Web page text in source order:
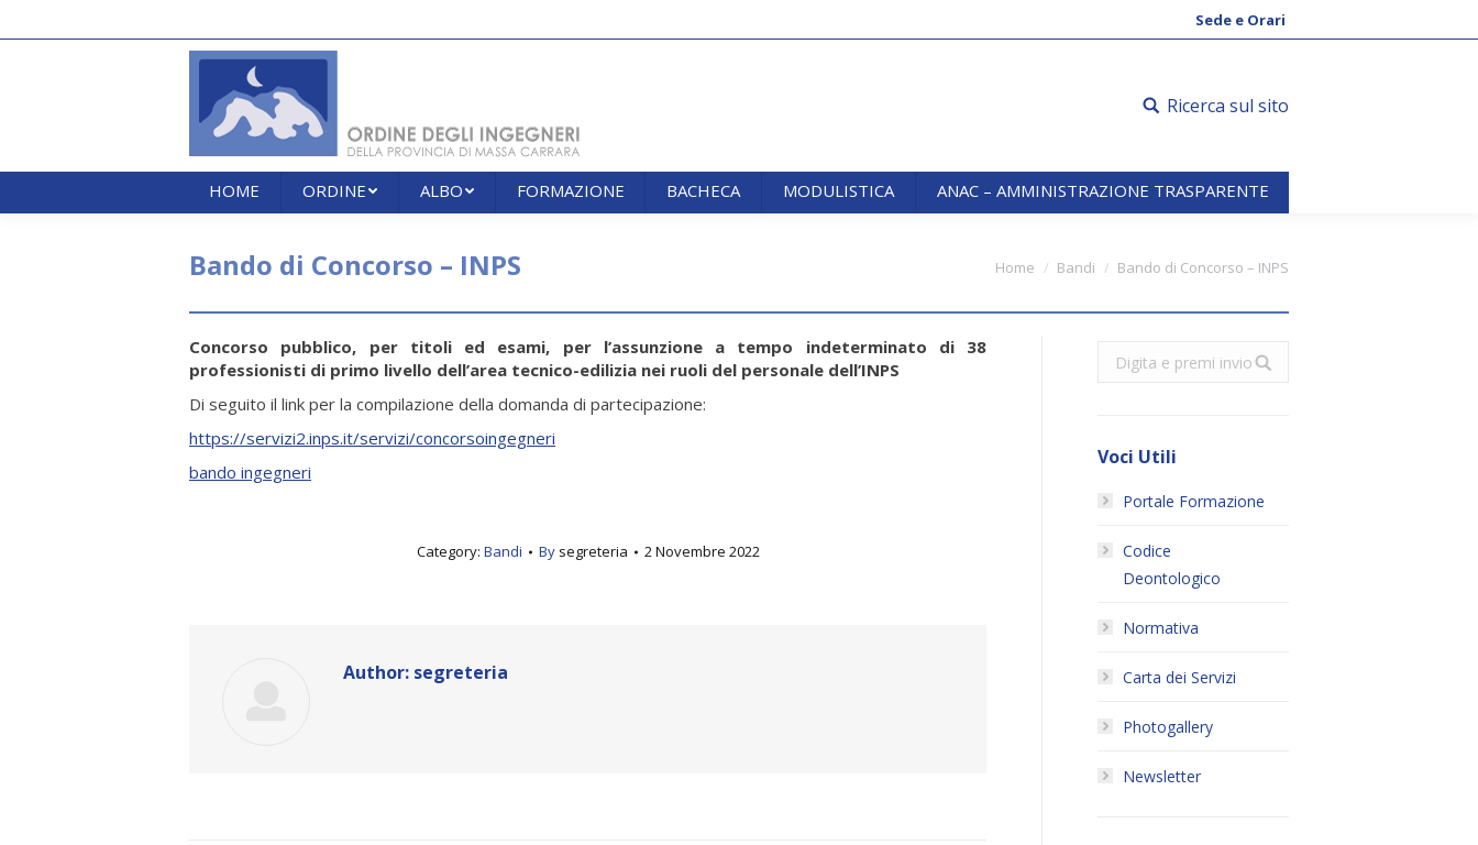
Sede e Orari
Ricerca sul sito
HOME ORDINE ALBO FORMAZIONE BACHECA MODULISTICA ANAC – AMMINISTRAZIONE TRASPARENTE
Bando di Concorso – INPS Home Bandi Bando di Concorso – INPS
Concorso pubblico, per titoli ed esami, per l’assunzione a tempo indeterminato di 38
professionisti di primo livello dell’area tecnico-edilizia nei ruoli del personale dell’INPS
Di seguito il link per la compilazione della domanda di partecipazione:
https://servizi2.inps.it/servizi/concorsoingegneri
bando ingegneri
Category: Bandi By segreteria 2 Novembre 2022
Author: segreteria
Search:
Voci Utili
Portale Formazione
Codice
Deontologico
Normativa
Carta dei Servizi
Photogallery
Newsletter
ANAC – AMMINISTRAZIONE TRASPARENTE